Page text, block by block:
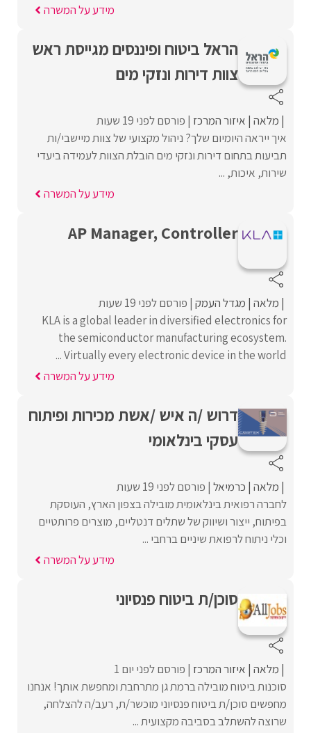
מידע על המשרה
הראל ביטוח ופיננסים מגייסת ראש
צוות דירות ונזקי מים
מלאה איזור המרכז פורסם לפני 19 שעות
איך ייראה היומיום שלך? ניהול מקצועי של צוות מיישבי/ות
תביעות בתחום דירות ונזקי מים הובלת הצוות לעמידה ביעדי
שירות, איכות, ...
מידע על המשרה
AP Manager, Controller
מלאה מגדל העמק פורסם לפני 19 שעות
KLA is a global leader in diversified electronics for
the semiconductor manufacturing ecosystem.
Virtually every electronic device in the world ...
מידע על המשרה
דרוש /ה איש /אשת מכירות ופיתוח
עסקי בינלאומי
מלאה כרמיאל פורסם לפני 19 שעות
לחברה רפואית בינלאומית מובילה בצפון הארץ, העוסקת
בפיתוח, ייצור ושיווק של שתלים דנטליים, מוצרים פרותטיים
וכלי ניתוח לרפואת שיניים ברחבי ...
מידע על המשרה
סוכן/ת ביטוח פנסיוני
מלאה איזור המרכז פורסם לפני יום 1
סוכנות ביטוח מובילה ברמת גן מתרחבת ומחפשת אותך! אנחנו
מחפשים סוכן/ת ביטוח פנסיוני מוכשר/ת, רעב/ה להצלחה,
שרוצה להשתלב בסביבה מקצועית ...